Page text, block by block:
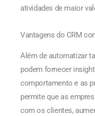
atividades de maior
Vantagens do CRM
Além de automatizar
podem fornecer
comportamento e as
permite que as
com os clientes,